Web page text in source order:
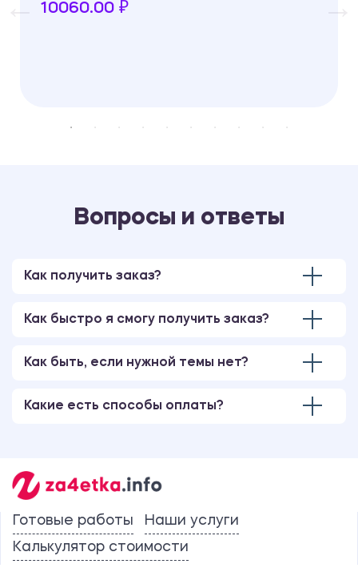
10060.00 ₽
Вопросы и ответы
Как получить заказ?
Как быстро я смогу получить заказ?
Как быть, если нужной темы нет?
Какие есть способы оплаты?
Готовые работы
Наши услуги
Калькулятор стоимости